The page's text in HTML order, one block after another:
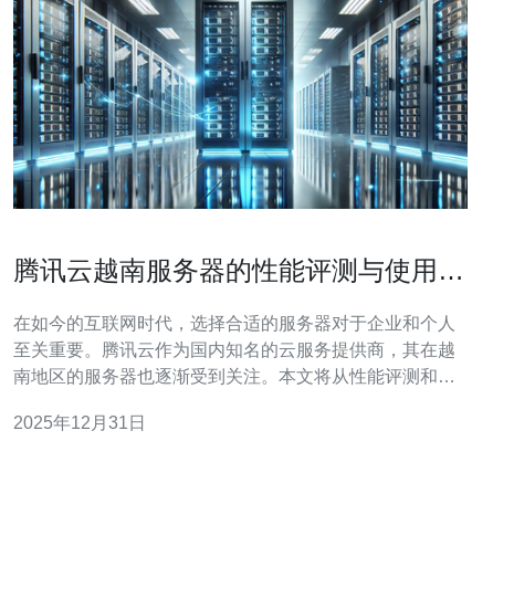
腾讯云越南服务器的性能评测与使用体
在如今的互联网时代，选择合适的服务器对于企业和个人
至关重要。腾讯云作为国内知名的云服务提供商，其在越
南地区的服务器也逐渐受到关注。本文将从性能评测和使
作步骤和注意事项。 1. 腾讯云越南服务器的注册与购买 首
2025年12月31日